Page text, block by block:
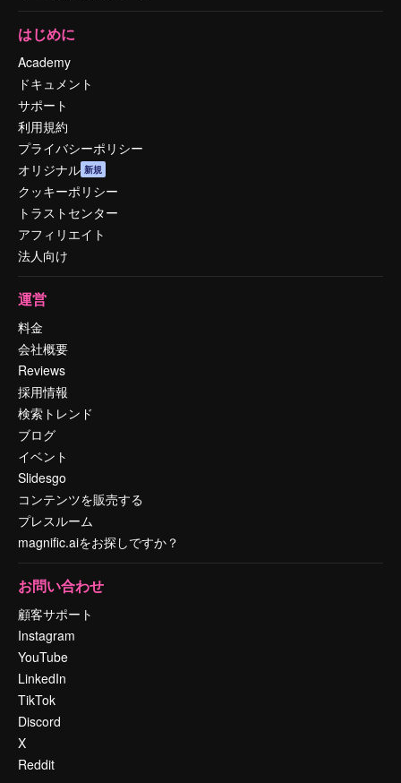
はじめに
Academy
ドキュメント
サポート
利用規約
プライバシーポリシー
オリジナル 新規
クッキーポリシー
トラストセンター
アフィリエイト
法人向け
運営
料金
会社概要
Reviews
採用情報
検索トレンド
ブログ
イベント
Slidesgo
コンテンツを販売する
プレスルーム
magnific.aiをお探しですか？
お問い合わせ
顧客サポート
Instagram
YouTube
LinkedIn
TikTok
Discord
X
Reddit